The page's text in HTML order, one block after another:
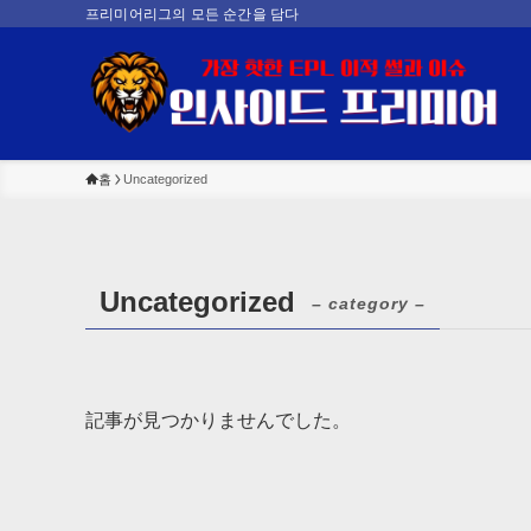
프리미어리그의 모든 순간을 담다
홈 Uncategorized
Uncategorized – category –
記事が見つかりませんでした。